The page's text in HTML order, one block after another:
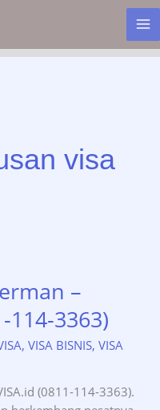
visa
–
114-3363)
,VISA BISNIS,VISA
(0811-114-3363).